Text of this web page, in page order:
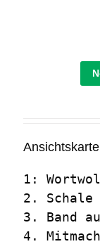
Ansichtskarte
1:
2.
3. Band
4.